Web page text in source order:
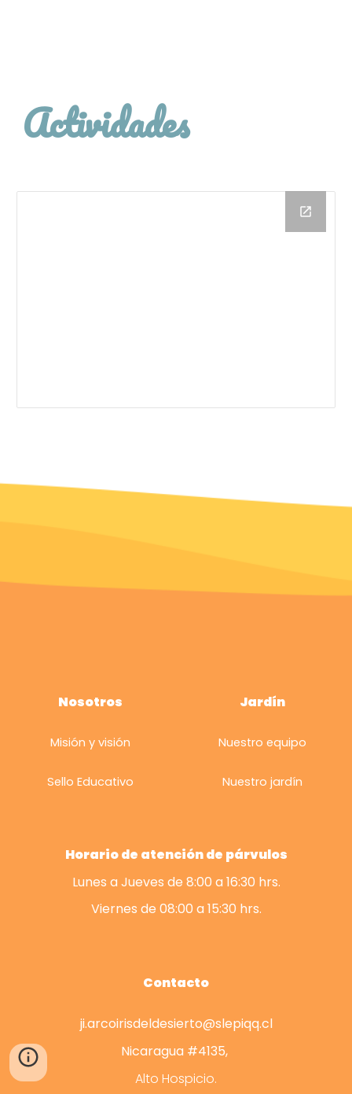
Actividades
Nosotros
Misión y visión
Sello Educativo
Jardín
Nuestro equipo
Nuestro jardín
Horariode atención de párvulos
Lunes a Jueves de 8:00 a 16:30 hrs.
Viernes de 08:00 a 15:30 hrs.
Contacto
ji.arcoirisdeldesierto@slepiqq.cl
Nicaragua #4135,
Alto Hospicio.